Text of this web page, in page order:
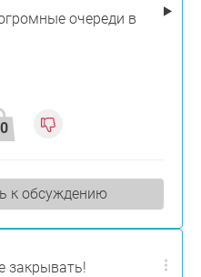
очереди в
к обсуждению
закрывать!